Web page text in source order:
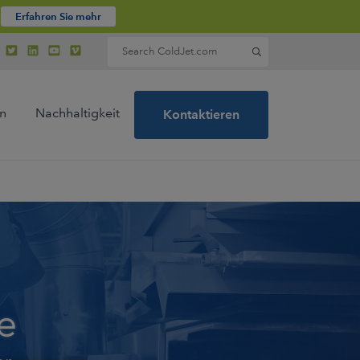
Nachhaltigkeit Kontaktieren
Search for:
Erfahren Sie mehr